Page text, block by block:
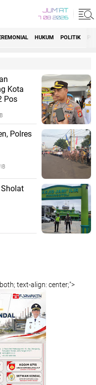
JUM'AT
7 08 2026
HUKUM POLITIK
Kota
Pos
Polres
text-align: center;">